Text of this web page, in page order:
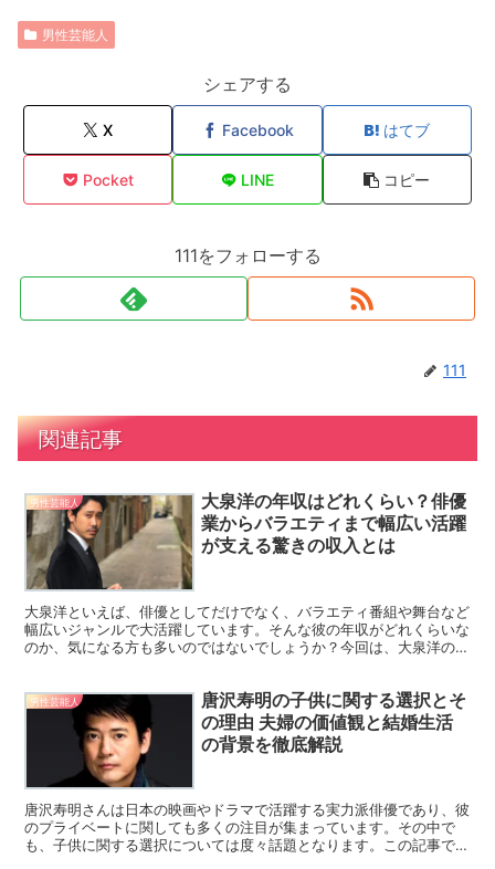
男性芸能人
シェアする
X Facebook はてブ
Pocket LINE コピー
111をフォローする
111
関連記事
男性芸能人
大泉洋の年収はどれくらい？俳優
業からバラエティまで幅広い活躍
が支える驚きの収入とは
大泉洋といえば、俳優としてだけでなく、バラエティ番組や舞台など
幅広いジャンルで大活躍しています。そんな彼の年収がどれくらいな
のか、気になる方も多いのではないでしょうか？今回は、大泉洋の年
男性芸能人
唐沢寿明の子供に関する選択とそ
の理由 夫婦の価値観と結婚生活
の背景を徹底解説
唐沢寿明さんは日本の映画やドラマで活躍する実力派俳優であり、彼
のプライベートに関しても多くの注目が集まっています。その中で
も、子供に関する選択については度々話題となります。この記事で